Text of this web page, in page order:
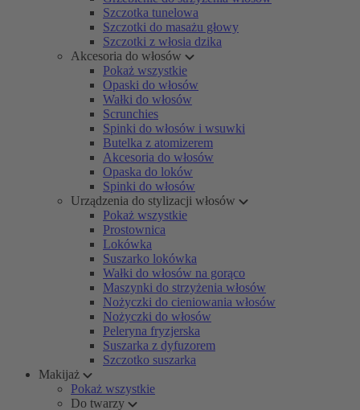
Szczotka tunelowa
Szczotki do masażu głowy
Szczotki z włosia dzika
Akcesoria do włosów
Pokaż wszystkie
Opaski do włosów
Wałki do włosów
Scrunchies
Spinki do włosów i wsuwki
Butelka z atomizerem
Akcesoria do włosów
Opaska do loków
Spinki do włosów
Urządzenia do stylizacji włosów
Pokaż wszystkie
Prostownica
Lokówka
Suszarko lokówka
Wałki do włosów na gorąco
Maszynki do strzyżenia włosów
Nożyczki do cieniowania włosów
Nożyczki do włosów
Peleryna fryzjerska
Suszarka z dyfuzorem
Szczotko suszarka
Makijaż
Pokaż wszystkie
Do twarzy